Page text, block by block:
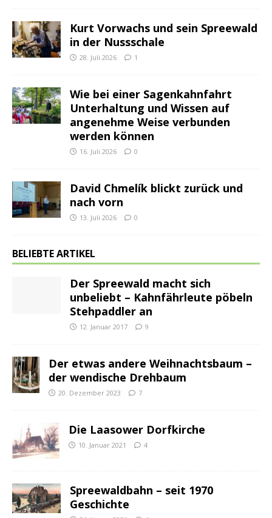
Kurt Vorwachs und sein Spreewald
in der Nussschale
28. Juli 2026 1
Wie bei einer Sagenkahnfahrt
Unterhaltung und Wissen auf
angenehme Weise verbunden
werden können
16. Juli 2026 0
David Chmelík blickt zurück und
nach vorn
13. Juli 2026 0
BELIEBTE ARTIKEL
Der Spreewald macht sich
unbeliebt – Kahnfährleute pöbeln
Stehpaddler an
12. Januar 2017 9
Der etwas andere Weihnachtsbaum –
der wendische Drehbaum
20. Dezember 2023 7
Die Laasower Dorfkirche
10. Januar 2021 4
Spreewaldbahn – seit 1970
Geschichte